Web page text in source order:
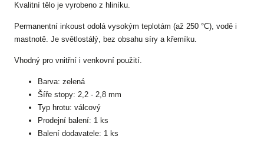
Kvalitní tělo je vyrobeno z hliníku.
Permanentní inkoust odolá vysokým teplotám (až 250 °C), vodě i
mastnotě. Je světlostálý, bez obsahu síry a křemíku.
Vhodný pro vnitřní i venkovní použití.
Barva: zelená
Šíře stopy: 2,2 - 2,8 mm
Typ hrotu: válcový
Prodejní balení: 1 ks
Balení dodavatele: 1 ks